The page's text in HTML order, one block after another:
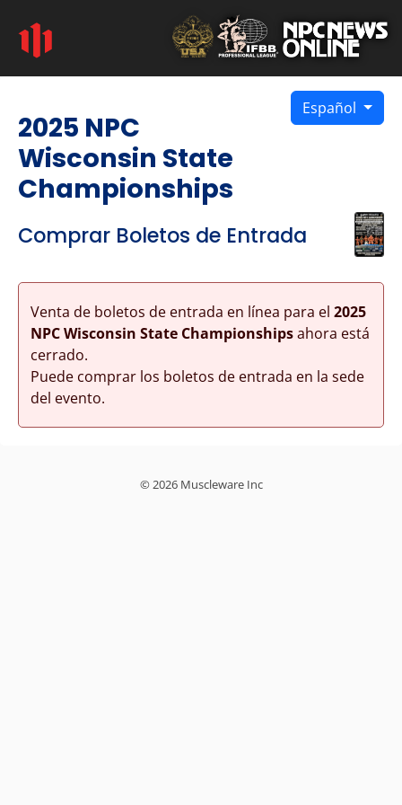
Español
2025 NPC
Wisconsin State
Championships
Comprar Boletos de Entrada
Venta de boletos de entrada en línea para el 2025
NPC Wisconsin State Championshipsahora está
cerrado.
Puede comprar los boletos de entrada en la sede
del evento.
© 2026 Muscleware Inc